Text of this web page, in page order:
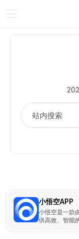
小悟空APP
小悟空是一款
供高效、智能